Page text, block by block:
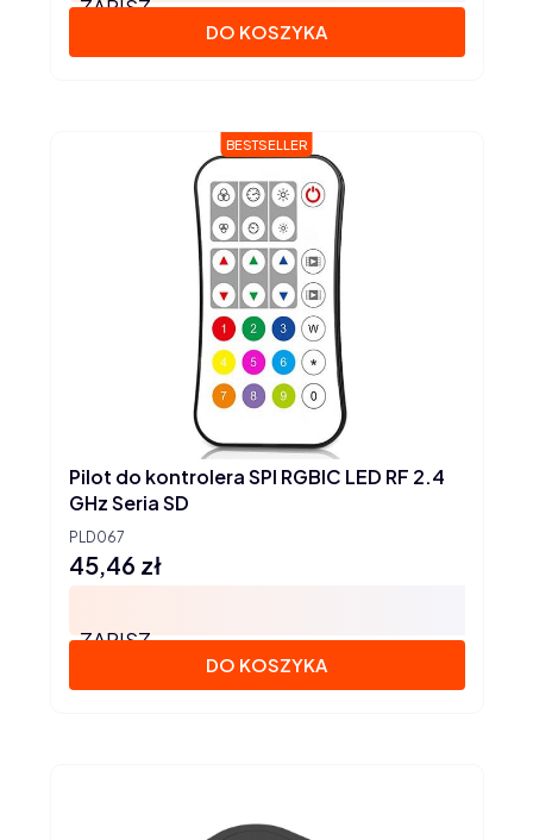
ZAPISZ
DO KOSZYKA
BESTSELLER
PLD067
Pilot do kontrolera SPI RGBIC LED RF 2.4
GHz Seria SD
Cena
45,46 zł
ZAPISZ
DO KOSZYKA